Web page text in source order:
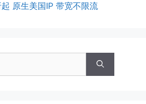
原生美国IP 带宽不限流